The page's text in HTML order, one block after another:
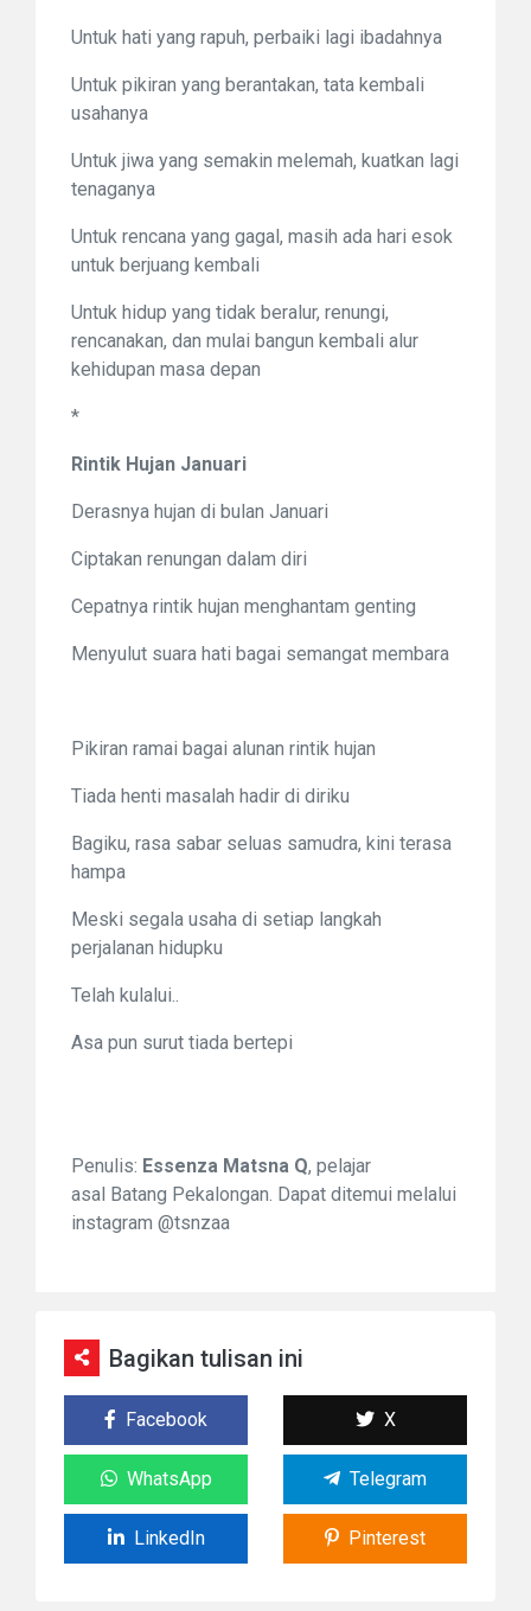
Untuk hati yang rapuh, perbaiki lagi ibadahnya
Untuk pikiran yang berantakan, tata kembali
usahanya
Untuk jiwa yang semakin melemah, kuatkan lagi
tenaganya
Untuk rencana yang gagal, masih ada hari esok
untuk berjuang kembali
Untuk hidup yang tidak beralur, renungi,
rencanakan, dan mulai bangun kembali alur
kehidupan masa depan
*
Rintik Hujan Januari
Derasnya hujan di bulan Januari
Ciptakan renungan dalam diri
Cepatnya rintik hujan menghantam genting
Menyulut suara hati bagai semangat membara
Pikiran ramai bagai alunan rintik hujan
Tiada henti masalah hadir di diriku
Bagiku, rasa sabar seluas samudra, kini terasa
hampa
Meski segala usaha di setiap langkah
perjalanan hidupku
Telah kulalui..
Asa pun surut tiada bertepi
Penulis: Essenza Matsna Q, pelajar
asal Batang Pekalongan. Dapat ditemui melalui
instagram @tsnzaa
Bagikan tulisan ini
Facebook X
WhatsApp Telegram
LinkedIn Pinterest